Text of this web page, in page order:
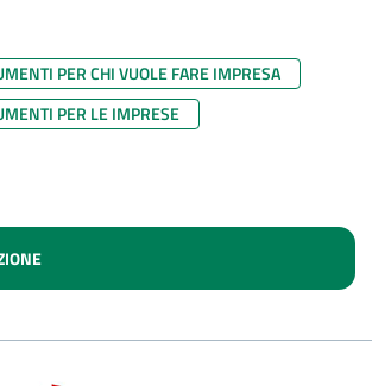
PER CHI VUOLE FARE IMPRESA
PER LE IMPRESE
APPENNINO